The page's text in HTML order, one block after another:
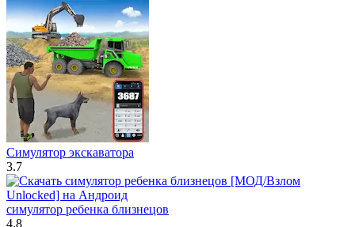
Симулятор экскаватора
3.7
симулятор ребенка близнецов
4.8